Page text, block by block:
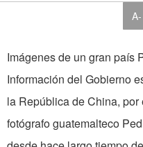
A-
Imágenes de un gran país
Información del Gobierno
la República de China,
fotógrafo guatemalteco